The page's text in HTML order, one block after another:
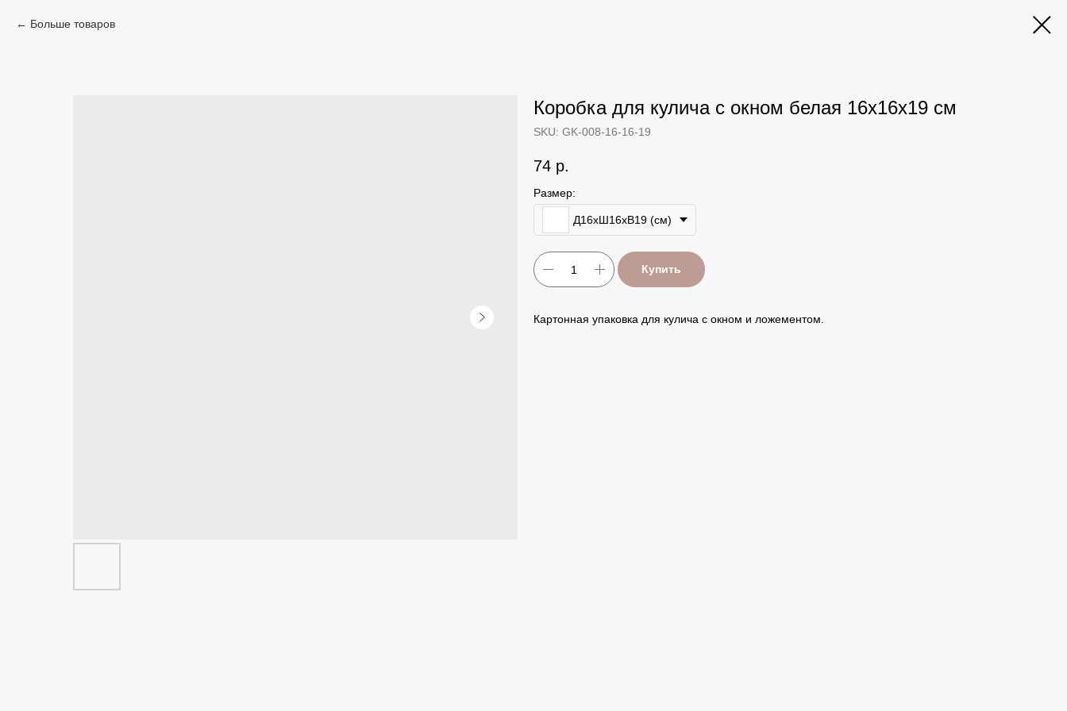
Больше товаров
Коробка для кулича с окном белая 16х16х19 см
SKU: GK-008-16-16-19
74 р.
Размер:
Д16хШ16хВ19 (см)
Купить
Картонная упаковка для кулича с окном и ложементом.